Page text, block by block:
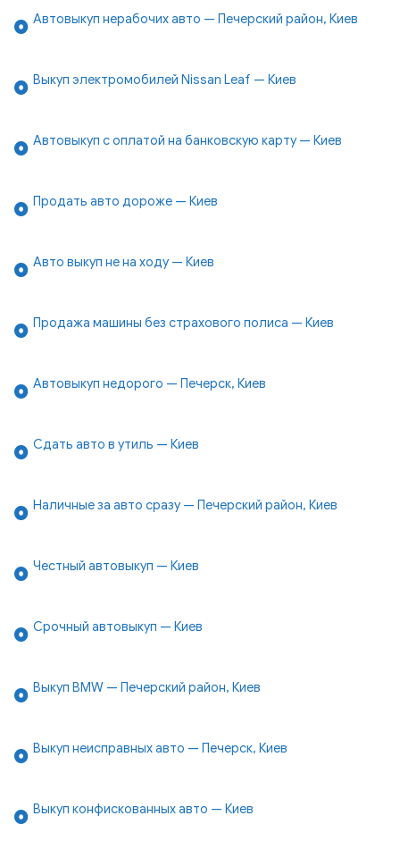
Автовыкуп нерабочих авто — Печерский район, Киев
Выкуп электромобилей Nissan Leaf — Киев
Автовыкуп с оплатой на банковскую карту — Киев
Продать авто дороже — Киев
Авто выкуп не на ходу — Киев
Продажа машины без страхового полиса — Киев
Автовыкуп недорого — Печерск, Киев
Сдать авто в утиль — Киев
Наличные за авто сразу — Печерский район, Киев
Честный автовыкуп — Киев
Срочный автовыкуп — Киев
Выкуп BMW — Печерский район, Киев
Выкуп неисправных авто — Печерск, Киев
Выкуп конфискованных авто — Киев